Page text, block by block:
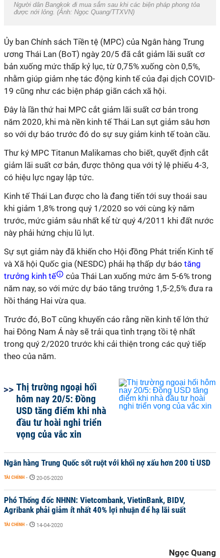
Người dân Bangkok đi mua sắm sau khi các biện pháp phong tỏa
được nới lỏng. (Ảnh: Ngọc Quang/TTXVN)
Ủy ban Chính sách Tiền tệ (MPC) của Ngân hàng Trung
ương Thái Lan (BoT) ngày 20/5 đã cắt giảm lãi suất cơ
bản xuống mức thấp kỷ lục, từ 0,75% xuống còn 0,5%,
nhằm giúp giảm nhẹ tác động kinh tế của đại dịch COVID-
19 cũng như các biện pháp giãn cách xã hội.
Đây là lần thứ hai MPC cắt giảm lãi suất cơ bản trong
năm 2020, khi mà nền kinh tế Thái Lan sụt giảm sâu hơn
so với dự báo trước đó do sự suy giảm kinh tế toàn cầu.
Thư ký MPC Titanun Malikamas cho biết, quyết định cắt
giảm lãi suất cơ bản, được thông qua với tỷ lệ phiếu 4-3,
có hiệu lực ngay lập tức.
Kinh tế Thái Lan được cho là đang tiến tới suy thoái sau
khi giảm 1,8% trong quý 1/2020 so với cùng kỳ năm
trước, mức giảm sâu nhất kể từ quý 4/2011 khi đất nước
này phải hứng chịu lũ lụt.
Sự sụt giảm này đã khiến cho Hội đồng Phát triển Kinh tế
và Xã hội Quốc gia (NESDC) phải hạ thấp dự báo tăng
trưởng kinh tế
của Thái Lan xuống mức âm 5-6% trong
năm nay, so với mức dự báo tăng trưởng 1,5-2,5% đưa ra
hồi tháng Hai vừa qua.
Trước đó, BoT cũng khuyến cáo rằng nền kinh tế lớn thứ
hai Đông Nam Á này sẽ trải qua tình trạng tồi tệ nhất
trong quý 2/2020 trước khi cải thiện trong các quý tiếp
theo của năm.
Thị trường ngoại hối
hôm nay 20/5: Đồng
USD tăng điểm khi nhà
đầu tư hoài nghi triển
vọng của vắc xin
Ngân hàng Trung Quốc sốt ruột với khối nợ xấu hơn 200 tỉ USD
TÀI CHÍNH - 20-05-2020
Phó Thống đốc NHNN: Vietcombank, VietinBank, BIDV,
Agribank phải giảm ít nhất 40% lợi nhuận để hạ lãi suất
TÀI CHÍNH - 14-04-2020
Ngọc Quang